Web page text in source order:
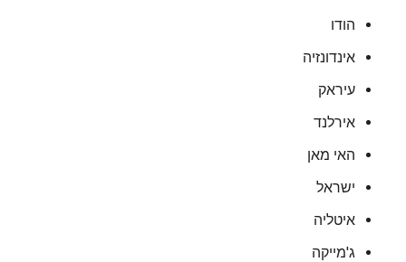
הודו
אינדונזיה
עיראק
אירלנד
האי מאן
ישראל
איטליה
ג'מייקה